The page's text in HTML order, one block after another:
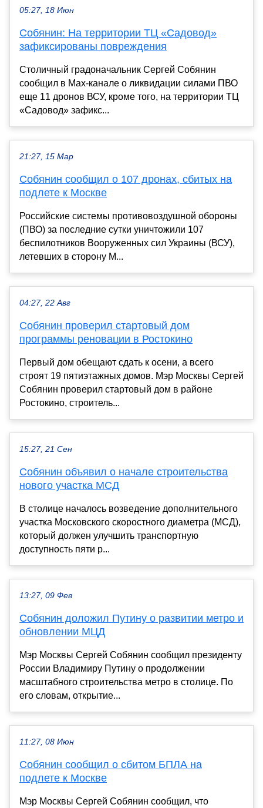
05:27, 18 Июн
Собянин: На территории ТЦ «Садовод»
зафиксированы повреждения
Столичный градоначальник Сергей Собянин
сообщил в Max-канале о ликвидации силами ПВО
еще 11 дронов ВСУ, кроме того, на территории ТЦ
«Садовод» зафикс...
21:27, 15 Мар
Собянин сообщил о 107 дронах, сбитых на
подлете к Москве
Российские системы противовоздушной обороны
(ПВО) за последние сутки уничтожили 107
беспилотников Вооруженных сил Украины (ВСУ),
летевших в сторону М...
04:27, 22 Авг
Собянин проверил стартовый дом
программы реновации в Ростокино
Первый дом обещают сдать к осени, а всего
строят 19 пятиэтажных домов. Мэр Москвы Сергей
Собянин проверил стартовый дом в районе
Ростокино, строитель...
15:27, 21 Сен
Собянин объявил о начале строительства
нового участка МСД
В столице началось возведение дополнительного
участка Московского скоростного диаметра (МСД),
который должен улучшить транспортную
доступность пяти р...
13:27, 09 Фев
Собянин доложил Путину о развитии метро и
обновлении МЦД
Мэр Москвы Сергей Собянин сообщил президенту
России Владимиру Путину о продолжении
масштабного строительства метро в столице. По
его словам, открытие...
11:27, 08 Июн
Собянин сообщил о сбитом БПЛА на
подлете к Москве
Мэр Москвы Сергей Собянин сообщил, что